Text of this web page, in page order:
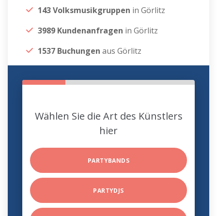
143 Volksmusikgruppen in Görlitz
3989 Kundenanfragen in Görlitz
1537 Buchungen aus Görlitz
Wählen Sie die Art des Künstlers
hier
PARTYBANDS
PARTYDJS